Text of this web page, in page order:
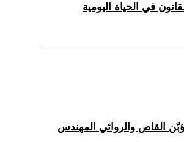
القاص والروائي المهندس